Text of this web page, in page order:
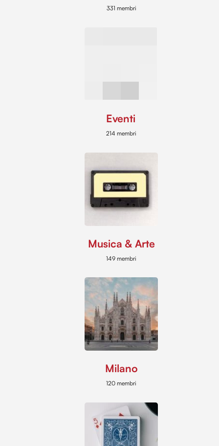
331 membri
Eventi
214 membri
Musica & Arte
149 membri
Milano
120 membri